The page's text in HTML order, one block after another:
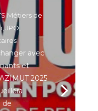
Métiers de
,JPO,
avec
et
2025.
de